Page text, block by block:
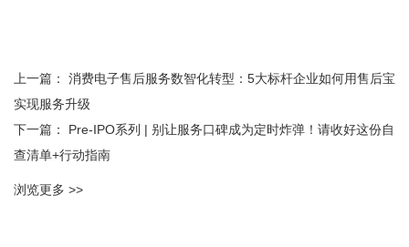
上一篇： 消费电子售后服务数智化转型：5大标杆企业如何用售后宝
实现服务升级
下一篇： Pre-IPO系列 | 别让服务口碑成为定时炸弹！请收好这份自
查清单+行动指南
浏览更多 >>